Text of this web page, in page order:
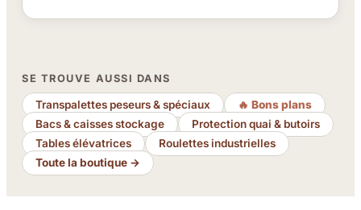
SE TROUVE AUSSI DANS
Transpalettes peseurs & spéciaux
🔥 Bons plans
Bacs & caisses stockage
Protection quai & butoirs
Tables élévatrices
Roulettes industrielles
Toute la boutique →